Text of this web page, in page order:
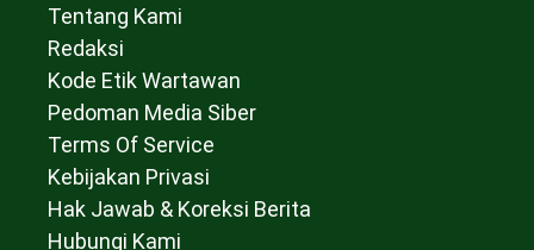
Tentang Kami
Redaksi
Kode Etik Wartawan
Pedoman Media Siber
Terms Of Service
Kebijakan Privasi
Hak Jawab & Koreksi Berita
Hubungi Kami